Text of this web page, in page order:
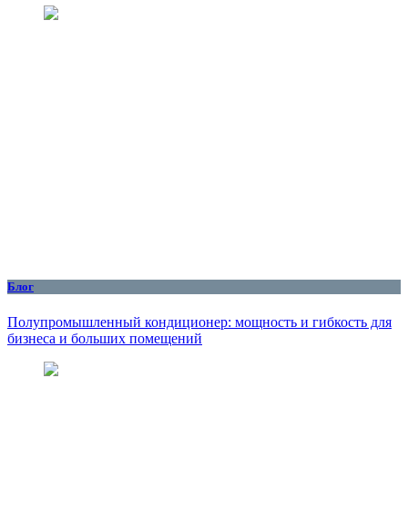
Блог
Полупромышленный кондиционер: мощность и гибкость для
бизнеса и больших помещений